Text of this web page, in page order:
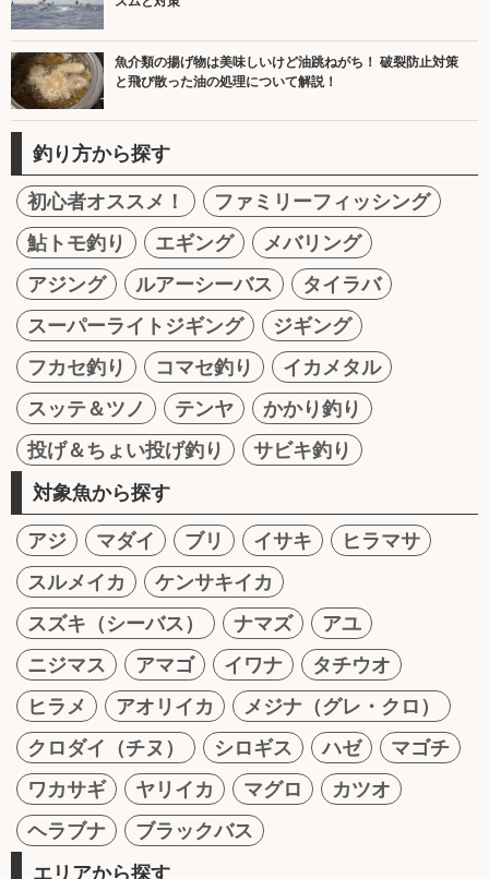
魚介類の揚げ物は美味しいけど油跳ねがち！ 破裂防止対策
と飛び散った油の処理について解説！
釣り方から探す
初心者オススメ！
ファミリーフィッシング
鮎トモ釣り
エギング
メバリング
アジング
ルアーシーバス
タイラバ
スーパーライトジギング
ジギング
フカセ釣り
コマセ釣り
イカメタル
スッテ＆ツノ
テンヤ
かかり釣り
投げ＆ちょい投げ釣り
サビキ釣り
対象魚から探す
アジ マダイ ブリ イサキ
ヒラマサ
スルメイカ
ケンサキイカ
スズキ（シーバス）
ナマズ
アユ
ニジマス
アマゴ イワナ
タチウオ
ヒラメ
アオリイカ
メジナ（グレ・クロ）
クロダイ（チヌ）
シロギス ハゼ
マゴチ
ワカサギ
ヤリイカ マグロ
カツオ
ヘラブナ
ブラックバス
エリアから探す